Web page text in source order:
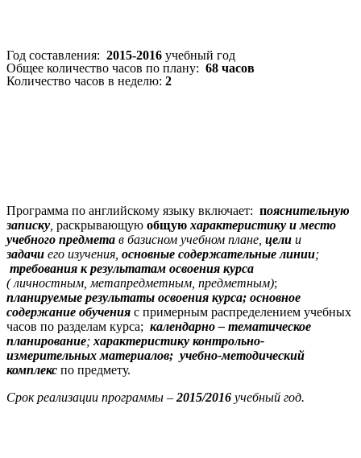
Год составления: 2015-2016 учебный год
Общее количество часов по плану: 68 часов
Количество часов в неделю: 2
Программа по английскому языку включает: пояснительную
записку раскрывающую общую характеристику и место
учебного предмета в базисном учебном плане, цели и
задачи его изучения, основные содержательные линии;
требования к результатам освоения курса
( личностным, метапредметным, предметным);
планируемые результаты освоения курса; основное
содержание обучения с примерным распределением учебных
часов по разделам курса; календарно – тематическое
планирование; характеристику контрольно-
измерительных материалов; учебно-методический
комплекс по предмету.
Срок реализации программы – 2015/2016 учебный год.